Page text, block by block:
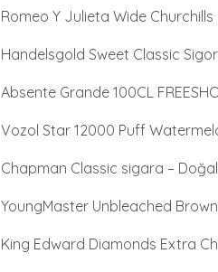
Romeo Y Julieta Wide Churchills
Handelsgold Sweet Classic
Absente Grande 100CL
Vozol Star 12000 Puff
Chapman Classic sigara –
YoungMaster Unbleached
King Edward Diamonds Extra